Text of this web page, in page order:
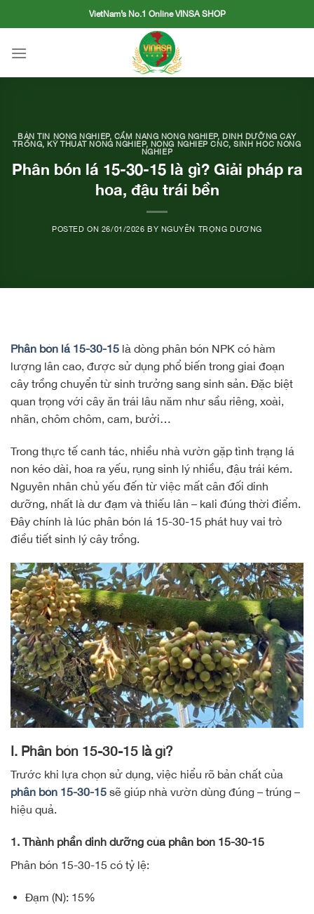
to
VietNam’s No.1 Online VINSA SHOP
BẢN TIN NÔNG NGHIỆP, CẨM NANG NÔNG NGHIỆP,DINH DƯỠNG CÂY
TRỒNG,KỸ THUẬT NÔNG NGHIỆP, NÔNG NGHIỆP CNC,SINH HỌC NÔNG
NGHIỆP
Phân bón lá 15-30-15 là gì? Giải pháp ra
hoa, đậu trái bền
POSTED ON 26/01/2026 BY NGUYỄN TRỌNG DƯƠNG
Phân bón lá 15-30-15 là dòng phân bón NPK có hàm
lượng lân cao, được sử dụng phổ biến trong giai đoạn
cây trồng chuyển từ sinh trưởng sang sinh sản. Đặc biệt
quan trọng với cây ăn trái lâu năm như sầu riêng, xoài,
nhãn, chôm chôm, cam, bưởi…
Trong thực tế canh tác, nhiều nhà vườn gặp tình trạng lá
non kéo dài, hoa ra yếu, rụng sinh lý nhiều, đậu trái kém.
Nguyên nhân chủ yếu đến từ việc mất cân đối dinh
dưỡng, nhất là dư đạm và thiếu lân – kali đúng thời điểm.
Đây chính là lúc phân bón lá 15-30-15 phát huy vai trò
điều tiết sinh lý cây trồng.
I. Phân bón 15-30-15 là gì?
Trước khi lựa chọn sử dụng, việc hiểu rõ bản chất của
phân bón 15-30-15 sẽ giúp nhà vườn dùng đúng – trúng –
hiệu quả.
1. Thành phần dinh dưỡng của phân bón 15-30-15
Phân bón 15-30-15 có tỷ lệ:
Đạm (N): 15%